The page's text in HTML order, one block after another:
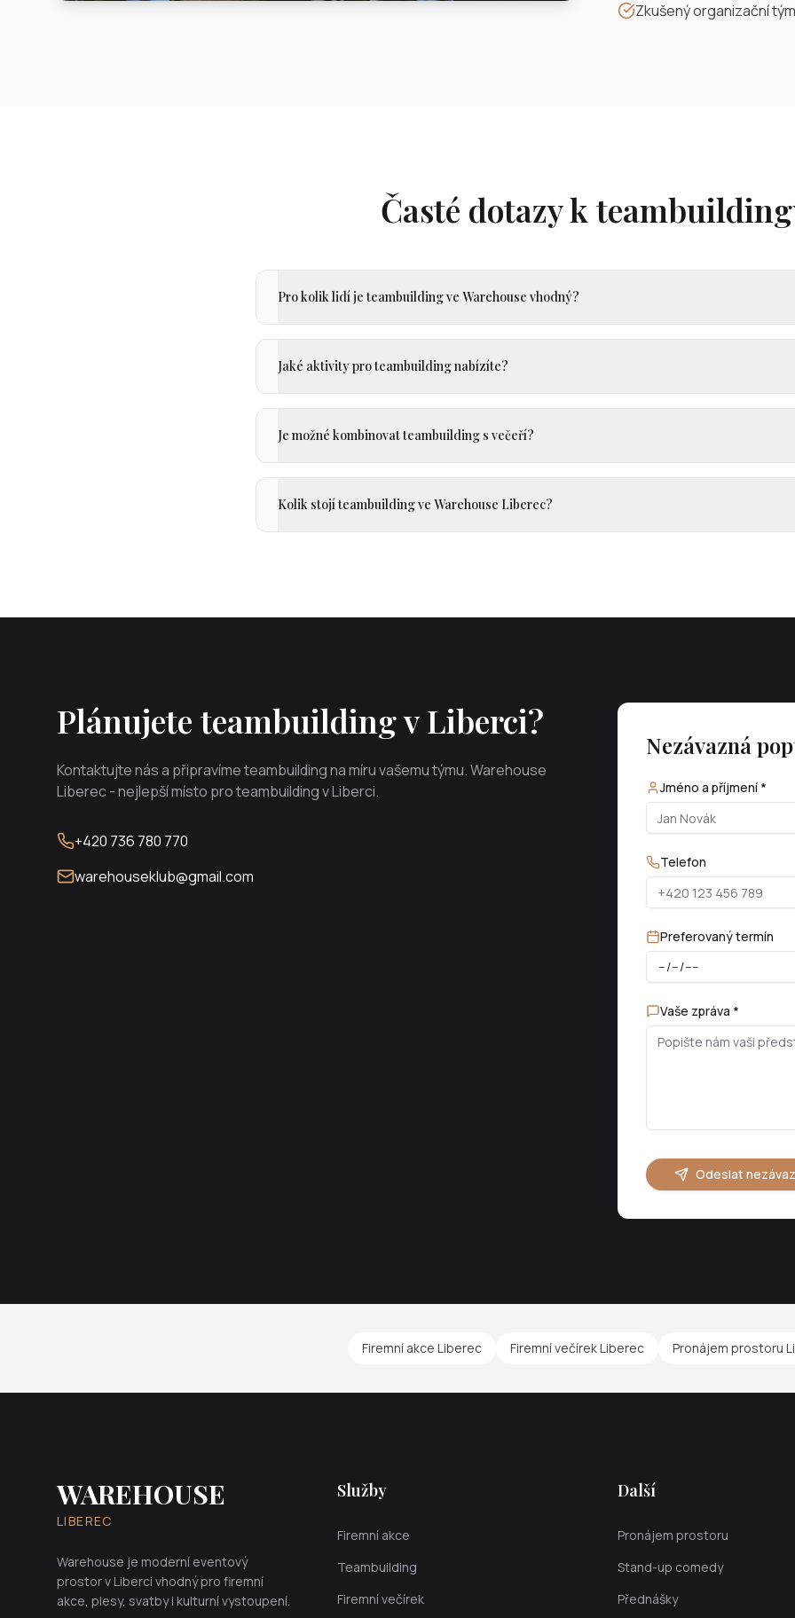
Zkušený organizační tým
Časté dotazy k
Pro kolik lidí je teambuilding ve Warehouse vhodný?
Jaké aktivity pro teambuilding nabízíte?
Je možné kombinovat teambuilding s večeří?
Kolik stojí teambuilding ve Warehouse Liberec?
Plánujete teambuilding v Liberci?
Kontaktujte nás a připravíme teambuilding na míru vašemu týmu. Warehouse
Liberec - nejlepší místo pro teambuilding v Liberci.
+420 736 780 770
warehouseklub@gmail.com
Nezávazná
Jméno a příjmení *
Telefon
Preferovaný termín
Vaše zpráva *
Odeslat
Firemní akce Liberec Firemní večírek Liberec Pronájem prostoru
WAREHOUSE
LIBEREC
Warehouse je moderní eventový
prostor v Liberci vhodný pro firemní
akce, plesy, svatby i kulturní vystoupení.
Služby
Firemní akce
Teambuilding
Firemní večírek
Další
Pronájem prostoru
Stand-up comedy
Přednášky